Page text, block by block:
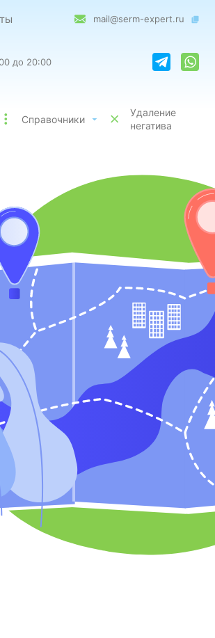
mail@serm-expert.ru
до 20:00
Справочники
Удаление
негатива